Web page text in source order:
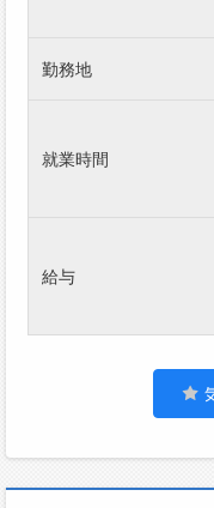
勤務地
就業時間
給与